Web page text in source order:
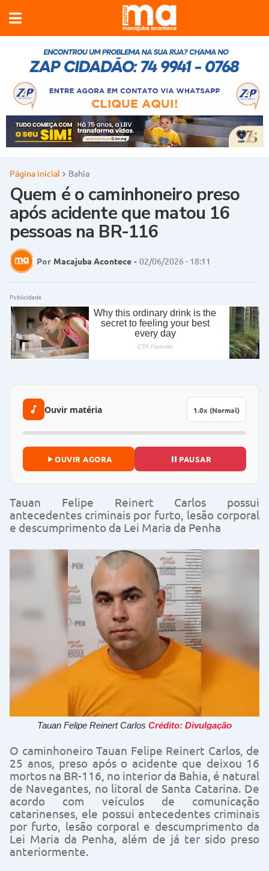
Página inicial Bahia
Quem é o caminhoneiro preso
após acidente que matou 16
pessoas na BR-116
Por Macajuba Acontece - 02/06/2026 - 18:11
Publicidade
Ouvir matéria
OUVIR AGORA PAUSAR
Tauan Felipe Reinert Carlos possui
antecedentes criminais por furto, lesão corporal
e descumprimento da Lei Maria da Penha
Tauan Felipe Reinert Carlos Crédito: Divulgação
O caminhoneiro Tauan Felipe Reinert Carlos, de
25 anos, preso após o acidente que deixou 16
mortos na BR-116, no interior da Bahia, é natural
de Navegantes, no litoral de Santa Catarina. De
acordo com veículos de comunicação
catarinenses, ele possui antecedentes criminais
por furto, lesão corporal e descumprimento da
Lei Maria da Penha, além de já ter sido preso
anteriormente.